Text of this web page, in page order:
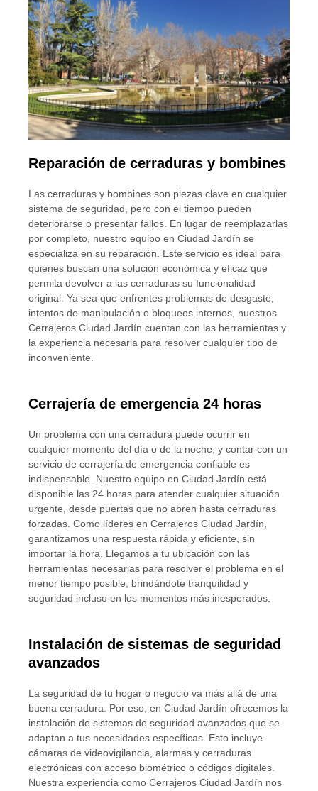
Reparación de cerraduras y bombines
Las cerraduras y bombines son piezas clave en cualquier
sistema de seguridad, pero con el tiempo pueden
deteriorarse o presentar fallos. En lugar de reemplazarlas
por completo, nuestro equipo en Ciudad Jardín se
especializa en su reparación. Este servicio es ideal para
quienes buscan una solución económica y eficaz que
permita devolver a las cerraduras su funcionalidad
original. Ya sea que enfrentes problemas de desgaste,
intentos de manipulación o bloqueos internos, nuestros
Cerrajeros Ciudad Jardín cuentan con las herramientas y
la experiencia necesaria para resolver cualquier tipo de
inconveniente.
Cerrajería de emergencia 24 horas
Un problema con una cerradura puede ocurrir en
cualquier momento del día o de la noche, y contar con un
servicio de cerrajería de emergencia confiable es
indispensable. Nuestro equipo en Ciudad Jardín está
disponible las 24 horas para atender cualquier situación
urgente, desde puertas que no abren hasta cerraduras
forzadas. Como líderes en Cerrajeros Ciudad Jardín,
garantizamos una respuesta rápida y eficiente, sin
importar la hora. Llegamos a tu ubicación con las
herramientas necesarias para resolver el problema en el
menor tiempo posible, brindándote tranquilidad y
seguridad incluso en los momentos más inesperados.
Instalación de sistemas de seguridad
avanzados
La seguridad de tu hogar o negocio va más allá de una
buena cerradura. Por eso, en Ciudad Jardín ofrecemos la
instalación de sistemas de seguridad avanzados que se
adaptan a tus necesidades específicas. Esto incluye
cámaras de videovigilancia, alarmas y cerraduras
electrónicas con acceso biométrico o códigos digitales.
Nuestra experiencia como Cerrajeros Ciudad Jardín nos